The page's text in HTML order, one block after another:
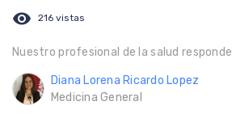
visibility 216 vistas
Nuestro profesional de la salud responde
Diana Lorena Ricardo Lopez
Medicina General